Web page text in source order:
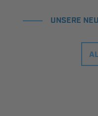
UNSERE